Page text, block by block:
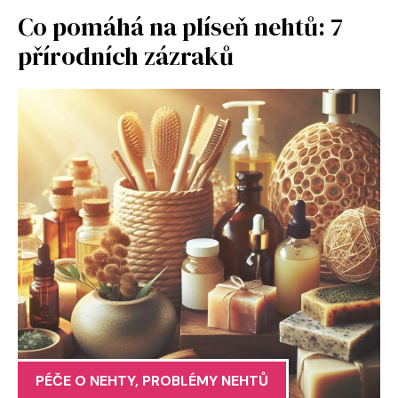
Co pomáhá na plíseň nehtů: 7
přírodních zázraků
PÉČE O NEHTY, PROBLÉMY NEHTŮ